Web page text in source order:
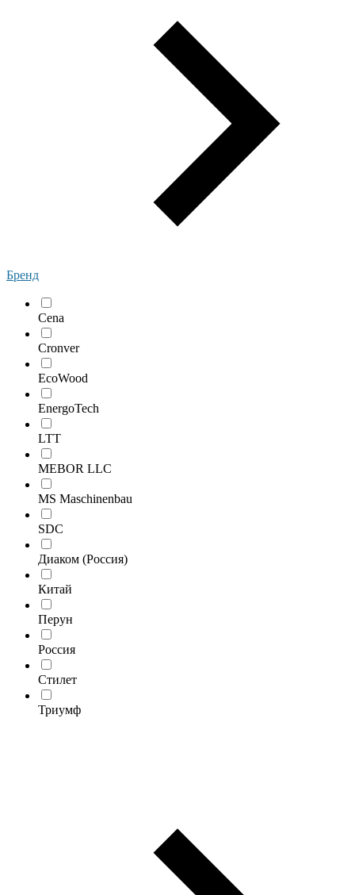
Бренд
Cena
Cronver
EcoWood
EnergoTech
LTT
MEBOR LLC
MS Maschinenbau
SDC
Диаком (Россия)
Китай
Перун
Россия
Стилет
Триумф